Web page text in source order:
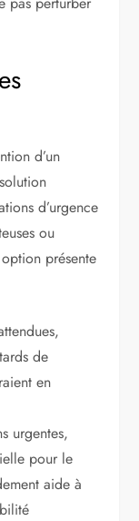
d’un
d’urgence
ou
présente
de
en
urgentes,
pour le
aide à